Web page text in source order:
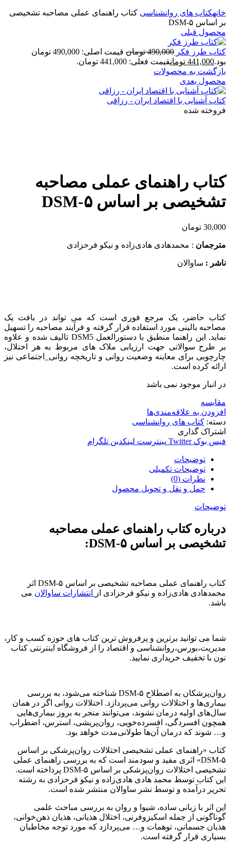
خانهکتاب های روانشناسی کتاب راهنمای عملی مصاحبه تشخیصی
بر اساس DSM-۵
محصول قبلی
كتاب طرز فكر 490,000 تومان
قیمت اصلی: 490,000 تومان
بود.441,000 تومانقیمت فعلی: 441,000 تومان.
بازگشت به محصولات
محصول بعدی
کتاب آشنایی با اقتصاد ایران - رزاقی
فروخته شده
کتاب راهنمای عملی مصاحبه
تشخیصی بر اساس DSM-۵
30,000 تومان
مترجمان : محمدهادی هادی‌زاده و نیکو فرحزادی
ناشر : ساوالان
کتاب حاضر، یک مرجع فوری است که می تواند در بافت یک
مصاحبه بالینی مورد استفاده قرار گرفته و فرآیند مصاحبه را تسهیل
نماید. این راهنما منطبق با دستورالعمل DSM5 تالیف شده و علاوه
بر طرح سوالاتی جهت ارزیابی ملاک های مربوط به هر اختلال،
چارچوبی برای معاینه وضعیت روانی و تاریخچه روانی_اجتماعی نیز
ارائه کرده است.
در انبار موجود نمی باشد
مقایسه
افزودن به علاقه‌مندی‌ها
دسته: کتاب های روانشناسی
اشتراک گذاری
فیس بوک Twitter پینترست لینکدین تلگرام
توضیحات
توضیحات تکمیلی
نظرات (0)
حمل و نقل و تحویل محصول
توضیحات
درباره کتاب راهنمای عملی مصاحبه
تشخیصی بر اساس DSM-۵:
کتاب راهنمای عملی مصاحبه تشخیصی بر اساس DSM-۵ اثر
محمدهادی هادی‌زاده و نیکو فرحزادی از
انتشارات ساوالان می
باشد.
شما می توانید برترین و پرفروش ترین کتاب های حوزه کسب و کار،
مدیریت،بورس،روانشناسی و اقتصاد را از فروشگاه اینترنتی کتاب
نون با تخفیف خریداری نمایید.
روان‌پزشکان به اصطلاح DSM-۵ شناخته می‌شود، به بررسی
بیماری‌ها و اختلالات روانی می‌پردازد. اختلالات روانی اگر در همان
سال‌های اولیه درمان نشوند، می‌توانند منجر به بروز بیماری‌هایی
همچون افسردگی، افسرده‌خویی، روان‌پریشی، استرس، اضطراب
و… شوند که درمان آن‌ها طولانی‌مدت خواهد بود.
کتاب «راهنمای عملی تشخیصی اختلالات روان‌پزشکی بر اساس
DSM-۵» اثری مفید و سودمند است که به بررسی راهنمای عملی
تشخیصی اختلالات روان‌پزشکی بر اساس DSM-۵ پرداخته است.
این کتاب توسط محمد هادی هادی‌زاده و نیکو فرحزادی به رشته
تحریر درآمده و توسط نشر ساوالان منتشر شده است.
این اثر با زبانی ساده، شیوا و روان به بررسی مباحث علمی
گوناگونی از جمله اسکیزوفرنی، اختلال هذیانی، هذیان ذهن‌خوانی،
هذیان جسمانی، توهمات و… می‌پردازد که مورد توجه مخاطبان
بسیاری قرار گرفته است.